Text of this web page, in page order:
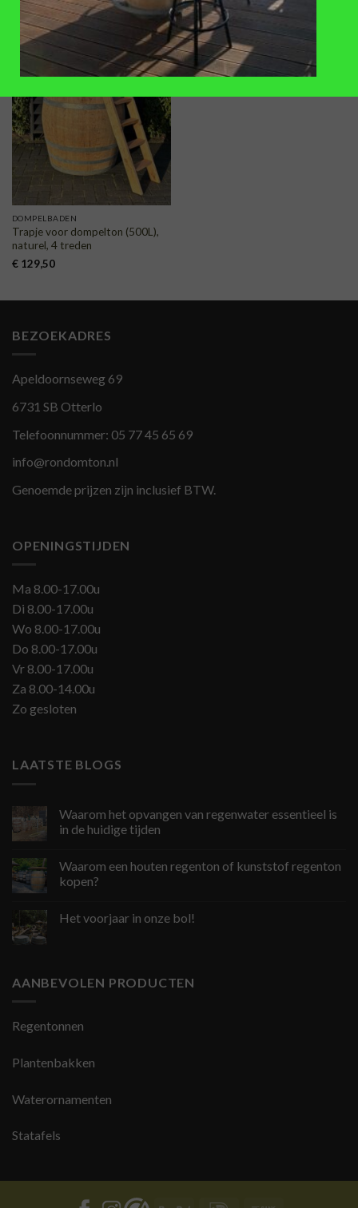
25 ,- €12,95
AAN
VERLANGLIJST
DOMPELBADEN
Trapje voor dompelton (500L),
naturel, 4 treden
€129,50
BEZOEKADRES
Apeldoornseweg 69
6731 SB Otterlo
Telefoonnummer: 05 77 45 65 69
info@rondomton.nl
Genoemde prijzen zijn inclusief BTW.
OPENINGSTIJDEN
Ma 8.00-17.00u
Di 8.00-17.00u
Wo 8.00-17.00u
Do 8.00-17.00u
Vr 8.00-17.00u
Za 8.00-14.00u
Zo gesloten
LAATSTE BLOGS
Waarom het opvangen van regenwater essentieel is
in de huidige tijden
Waarom een houten regenton of kunststof regenton
kopen?
Het voorjaar in onze bol!
AANBEVOLEN PRODUCTEN
Regentonnen
Plantenbakken
Waterornamenten
Statafels